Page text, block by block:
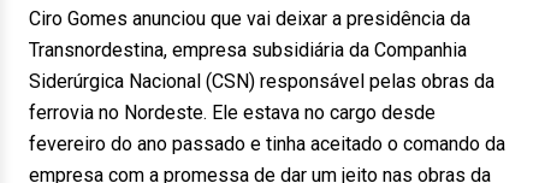
Ciro Gomes anunciou que vai deixar a presidência da
Transnordestina, empresa subsidiária da Companhia
Siderúrgica Nacional (CSN) responsável pelas obras da
ferrovia no Nordeste. Ele estava no cargo desde
fevereiro do ano passado e tinha aceitado o comando da
empresa com a promessa de dar um jeito nas obras da